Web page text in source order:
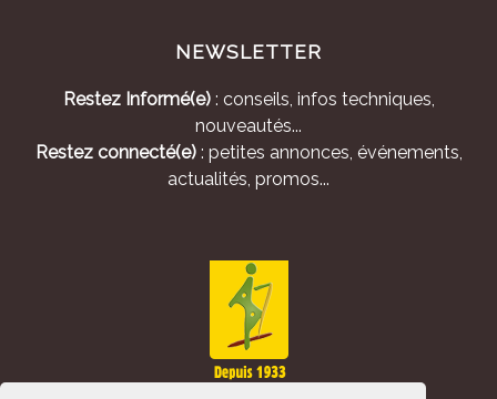
NEWSLETTER
Restez Informé(e): conseils, infos techniques,
nouveautés...
Restez connecté(e): petites annonces, événements,
actualités, promos...